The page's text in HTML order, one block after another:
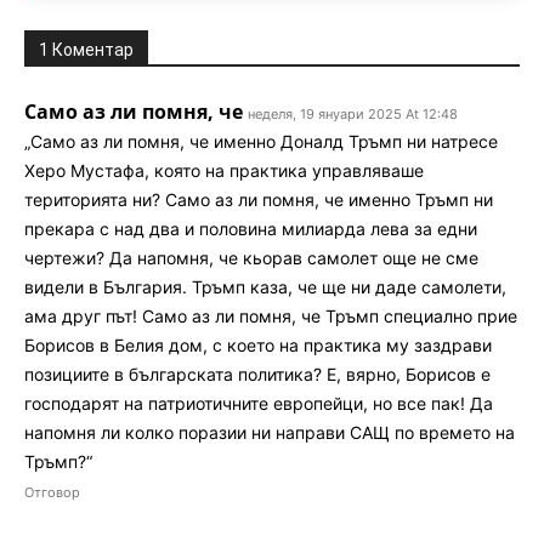
1 Коментар
Само аз ли помня, че неделя, 19 януари 2025 At 12:48
„Само аз ли помня, че именно Доналд Тръмп ни натресе
Херо Мустафа, която на практика управляваше
територията ни? Само аз ли помня, че именно Тръмп ни
прекара с над два и половина милиарда лева за едни
чертежи? Да напомня, че кьорав самолет още не сме
видели в България. Тръмп каза, че ще ни даде самолети,
ама друг път! Само аз ли помня, че Тръмп специално прие
Борисов в Белия дом, с което на практика му заздрави
позициите в българската политика? Е, вярно, Борисов е
господарят на патриотичните европейци, но все пак! Да
напомня ли колко поразии ни направи САЩ по времето на
Тръмп?“
Отговор